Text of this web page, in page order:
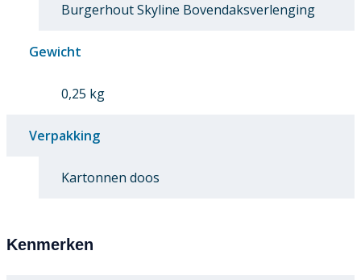
Burgerhout Skyline Bovendaksverlenging
Gewicht
0,25 kg
Verpakking
Kartonnen doos
Kenmerken